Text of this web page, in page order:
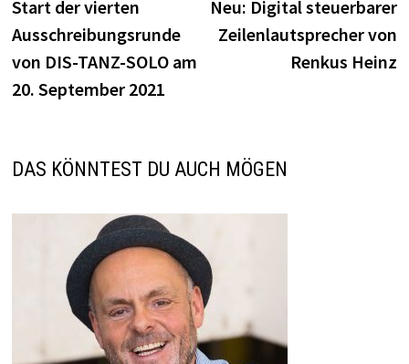
Start der vierten
Ausschreibungsrunde
von DIS-TANZ-SOLO am
20. September 2021
Neu: Digital steuerbarer
Zeilenlautsprecher von
Renkus Heinz
DAS KÖNNTEST DU AUCH MÖGEN